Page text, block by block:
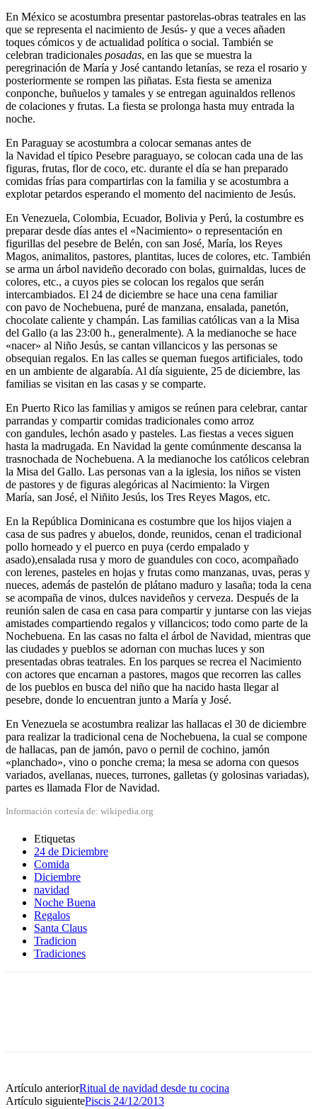
En México se acostumbra presentar pastorelas-obras teatrales en las
que se representa el nacimiento de Jesús- y que a veces añaden
toques cómicos y de actualidad política o social. También se
celebran tradicionales posadas, en las que se muestra la
peregrinación de María y José cantando letanías, se reza el rosario y
posteriormente se rompen las piñatas. Esta fiesta se ameniza
conponche, buñuelos y tamales y se entregan aguinaldos rellenos
de colaciones y frutas. La fiesta se prolonga hasta muy entrada la
noche.
En Paraguay se acostumbra a colocar semanas antes de
la Navidad el típico Pesebre paraguayo, se colocan cada una de las
figuras, frutas, flor de coco, etc. durante el día se han preparado
comidas frías para compartirlas con la familia y se acostumbra a
explotar petardos esperando el momento del nacimiento de Jesús.
En Venezuela, Colombia, Ecuador, Bolivia y Perú, la costumbre es
preparar desde días antes el «Nacimiento» o representación en
figurillas del pesebre de Belén, con san José, María, los Reyes
Magos, animalitos, pastores, plantitas, luces de colores, etc. También
se arma un árbol navideño decorado con bolas, guirnaldas, luces de
colores, etc., a cuyos pies se colocan los regalos que serán
intercambiados. El 24 de diciembre se hace una cena familiar
con pavo de Nochebuena, puré de manzana, ensalada, panetón,
chocolate caliente y champán. Las familias católicas van a la Misa
del Gallo (a las 23:00 h., generalmente). A la medianoche se hace
«nacer» al Niño Jesús, se cantan villancicos y las personas se
obsequian regalos. En las calles se queman fuegos artificiales, todo
en un ambiente de algarabía. Al día siguiente, 25 de diciembre, las
familias se visitan en las casas y se comparte.
En Puerto Rico las familias y amigos se reúnen para celebrar, cantar
parrandas y compartir comidas tradicionales como arroz
con gandules, lechón asado y pasteles. Las fiestas a veces siguen
hasta la madrugada. En Navidad la gente comúnmente descansa la
trasnochada de Nochebuena. A la medianoche los católicos celebran
la Misa del Gallo. Las personas van a la iglesia, los niños se visten
de pastores y de figuras alegóricas al Nacimiento: la Virgen
María, san José, el Niñito Jesús, los Tres Reyes Magos, etc.
En la República Dominicana es costumbre que los hijos viajen a
casa de sus padres y abuelos, donde, reunidos, cenan el tradicional
pollo horneado y el puerco en puya (cerdo empalado y
asado),ensalada rusa y moro de guandules con coco, acompañado
con lerenes, pasteles en hojas y frutas como manzanas, uvas, peras y
nueces, además de pastelón de plátano maduro y lasaña; toda la cena
se acompaña de vinos, dulces navideños y cerveza. Después de la
reunión salen de casa en casa para compartir y juntarse con las viejas
amistades compartiendo regalos y villancicos; todo como parte de la
Nochebuena. En las casas no falta el árbol de Navidad, mientras que
las ciudades y pueblos se adornan con muchas luces y son
presentadas obras teatrales. En los parques se recrea el Nacimiento
con actores que encarnan a pastores, magos que recorren las calles
de los pueblos en busca del niño que ha nacido hasta llegar al
pesebre, donde lo encuentran junto a María y José.
En Venezuela se acostumbra realizar las hallacas el 30 de diciembre
para realizar la tradicional cena de Nochebuena, la cual se compone
de hallacas, pan de jamón, pavo o pernil de cochino, jamón
«planchado», vino o ponche crema; la mesa se adorna con quesos
variados, avellanas, nueces, turrones, galletas (y golosinas variadas),
partes es llamada Flor de Navidad.
Información cortesía de: wikipedia.org
Etiquetas
24 de Diciembre
Comida
Diciembre
navidad
Noche Buena
Regalos
Santa Claus
Tradicion
Tradiciones
Artículo anteriorRitual de navidad desde tu cocina
Artículo siguientePiscis 24/12/2013